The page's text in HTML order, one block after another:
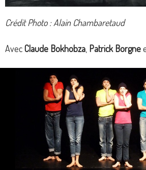
Crédit Photo : Alain Chambaretaud
AvecClaude Bokhobza Patrick Borgne